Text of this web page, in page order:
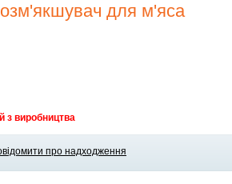
для м'яса
з виробництва
про надходження